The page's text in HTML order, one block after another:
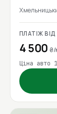
ПЛАТІЖ ВІД
4 500₴/
Ціна авто